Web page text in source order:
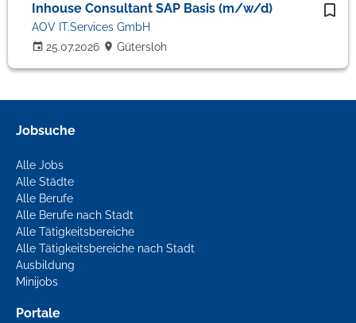
Inhouse Consultant SAP Basis (m/w/d)
25.07.2026
AOV IT.Services GmbH
Gütersloh
Jobsuche
Alle Jobs
Alle Städte
Alle Berufe
Alle Berufe nach Stadt
Alle Tätigkeitsbereiche
Alle Tätigkeitsbereiche nach Stadt
Ausbildung
Minijobs
Portale